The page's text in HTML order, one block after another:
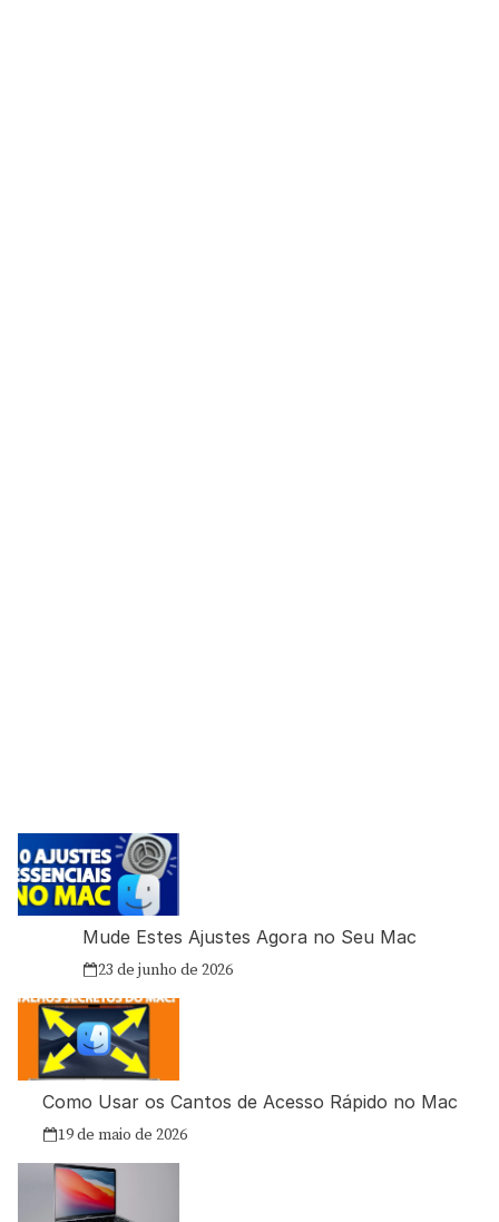
Mude Estes Ajustes Agora no Seu Mac
23 de junho de 2026
Como Usar os Cantos de Acesso Rápido no Mac
19 de maio de 2026